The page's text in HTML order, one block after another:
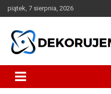
Skip
to
piątek, 7 sierpnia, 2026
dekorujemy-